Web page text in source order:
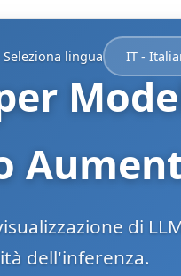
Seleziona lingua
di
dell'inferenza.